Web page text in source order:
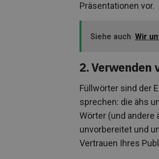
Präsentationen vor.
Siehe auch Wir
2. Verwenden
Füllwörter sind der
sprechen: die ähs
Wörter (und andere
unvorbereitet und
Vertrauen Ihres